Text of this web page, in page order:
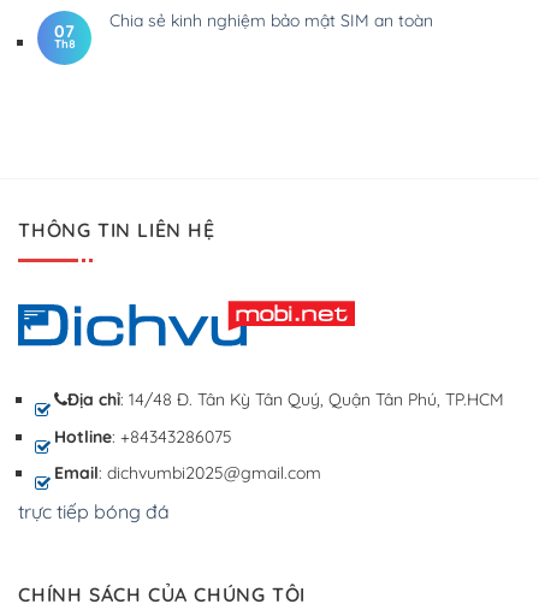
07
Th8
Chia sẻ kinh nghiệm bảo mật SIM an toàn
THÔNG TIN LIÊN HỆ
Địa chỉ: 14/48 Đ. Tân Kỳ Tân Quý, Quận Tân Phú, TP.HCM
Hotline: +84343286075
Email: dichvumbi2025@gmail.com
trực tiếp bóng đá
CHÍNH SÁCH CỦA CHÚNG TÔI